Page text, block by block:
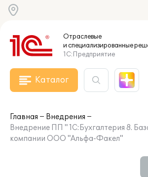
Отраслевые
и специализированные
1С:Предприятие
Каталог
Главная
Внедрения
Внедрение ПП " 1С:Бухгалтерия 8.
компании ООО "Альфа-Факел"